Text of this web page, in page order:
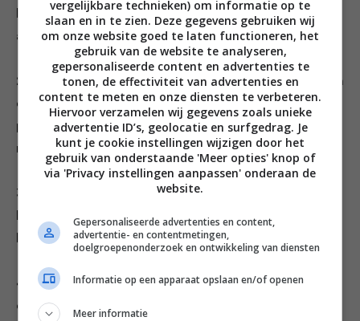
beetgaar. Giet af en pel de knoflookteentjes en de
aardappelen.
2. Meng 100 milliliter olijfolie met de twee azijnsoorten
en kruid met zout en peper. Snijd de tomaten in
plakjes. Pel de halve ui en snijd hem in dunne halve
ringen.
3. Snijd de schoongemaakte inktvis in dunne reepjes,
kruid met zout en peper en meng er de fijngesneden
knoflook door.
4. Bak de inktvis circa 1 minuut in een scheut olijfolie in
een hete pan. Voeg de gepelde aardappelen en
vergelijkbare technieken) om informatie op te
slaan en in te zien. Deze gegevens gebruiken wij
om onze website goed te laten functioneren, het
gebruik van de website te analyseren,
gepersonaliseerde content en advertenties te
tonen, de effectiviteit van advertenties en
content te meten en onze diensten te verbeteren.
Hiervoor verzamelen wij gegevens zoals unieke
advertentie ID’s, geolocatie en surfgedrag. Je
kunt je cookie instellingen wijzigen door het
gebruik van onderstaande 'Meer opties' knop of
via 'Privacy instellingen aanpassen' onderaan de
website.
Gepersonaliseerde advertenties en content,
advertentie- en contentmetingen,
doelgroepenonderzoek en ontwikkeling van diensten
Informatie op een apparaat opslaan en/of openen
Meer informatie